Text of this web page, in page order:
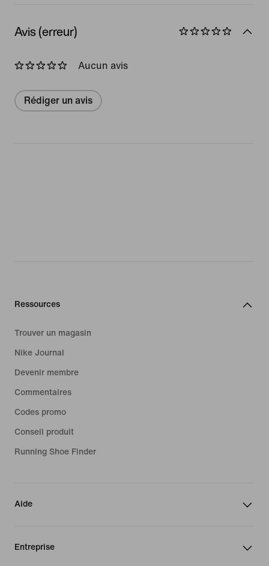
Avis (erreur)
Aucun avis
Rédiger un avis
Ressources
Trouver un magasin
Nike Journal
Devenir membre
Commentaires
Codes promo
Conseil produit
Running Shoe Finder
Aide
Entreprise